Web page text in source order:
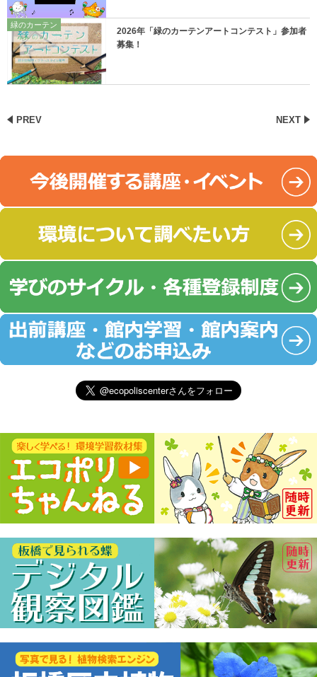
緑のカーテン
2026年「緑のカーテンアートコンテスト」参加者
募集！
PREV NEXT